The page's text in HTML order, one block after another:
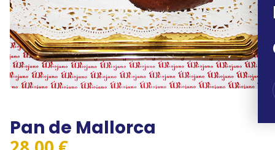
Pan de Mallorca